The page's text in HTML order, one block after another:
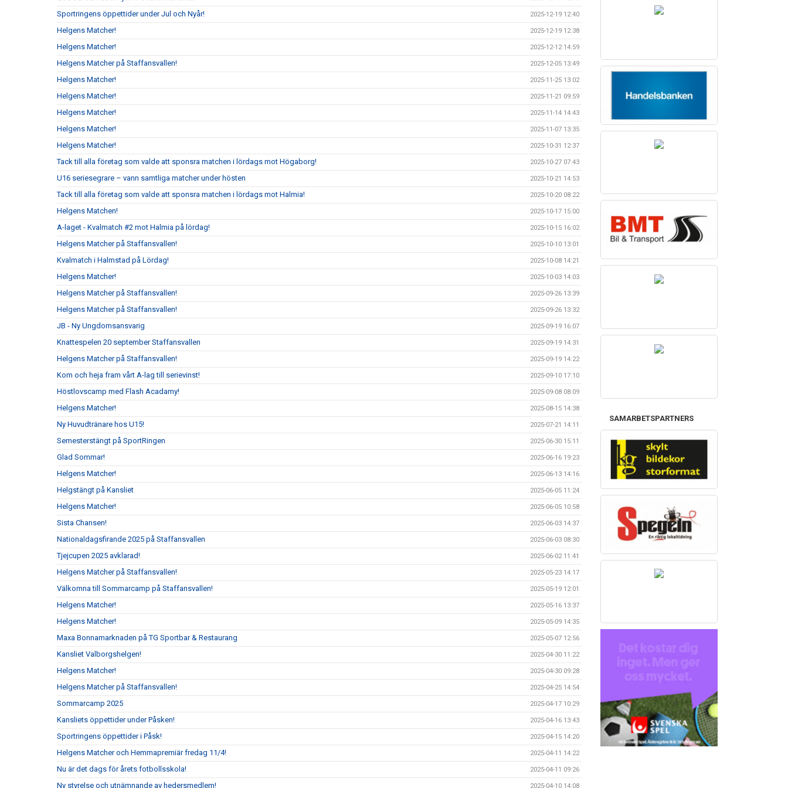
Sportringens öppettider under Jul och Nyår! 2025-12-19 12:40
Helgens Matcher! 2025-12-19 12:38
Helgens Matcher! 2025-12-12 14:59
Helgens Matcher på Staffansvallen! 2025-12-05 13:49
Helgens Matcher! 2025-11-25 13:02
Helgens Matcher! 2025-11-21 09:59
Helgens Matcher! 2025-11-14 14:43
Helgens Matcher! 2025-11-07 13:35
Helgens Matcher! 2025-10-31 12:37
Tack till alla företag som valde att sponsra matchen i lördags mot Högaborg! 2025-10-27 07:43
U16 seriesegrare – vann samtliga matcher under hösten 2025-10-21 14:53
Tack till alla företag som valde att sponsra matchen i lördags mot Halmia! 2025-10-20 08:22
Helgens Matchen! 2025-10-17 15:00
A-laget - Kvalmatch #2 mot Halmia på lördag! 2025-10-15 16:02
Helgens Matcher på Staffansvallen! 2025-10-10 13:01
Kvalmatch i Halmstad på Lördag! 2025-10-08 14:21
Helgens Matcher! 2025-10-03 14:03
Helgens Matcher på Staffansvallen! 2025-09-26 13:39
Helgens Matcher på Staffansvallen! 2025-09-26 13:32
JB - Ny Ungdomsansvarig 2025-09-19 16:07
Knattespelen 20 september Staffansvallen 2025-09-19 14:31
Helgens Matcher på Staffansvallen! 2025-09-19 14:22
Kom och heja fram vårt A-lag till serievinst! 2025-09-10 17:10
Höstlovscamp med Flash Acadamy! 2025-09-08 08:09
Helgens Matcher! 2025-08-15 14:38
Ny Huvudtränare hos U15! 2025-07-21 14:11
Semesterstängt på SportRingen 2025-06-30 15:11
Glad Sommar! 2025-06-16 19:23
Helgens Matcher! 2025-06-13 14:16
Helgstängt på Kansliet 2025-06-05 11:24
Helgens Matcher! 2025-06-05 10:58
Sista Chansen! 2025-06-03 14:37
Nationaldagsfirande 2025 på Staffansvallen 2025-06-03 08:30
Tjejcupen 2025 avklarad! 2025-06-02 11:41
Helgens Matcher på Staffansvallen! 2025-05-23 14:17
Välkomna till Sommarcamp på Staffansvallen! 2025-05-19 12:01
Helgens Matcher! 2025-05-16 13:37
Helgens Matcher! 2025-05-09 14:35
Maxa Bonnamarknaden på TG Sportbar & Restaurang 2025-05-07 12:56
Kansliet Valborgshelgen! 2025-04-30 11:22
Helgens Matcher! 2025-04-30 09:28
Helgens Matcher på Staffansvallen! 2025-04-25 14:54
Sommarcamp 2025 2025-04-17 10:29
Kansliets öppettider under Påsken! 2025-04-16 13:43
Sportringens öppettider i Påsk! 2025-04-15 14:20
Helgens Matcher och Hemmapremiär fredag 11/4! 2025-04-11 14:22
Nu är det dags för årets fotbollsskola! 2025-04-11 09:26
Ny styrelse och utnämnande av hedersmedlem! 2025-04-10 14:08
SAMARBETSPARTNERS